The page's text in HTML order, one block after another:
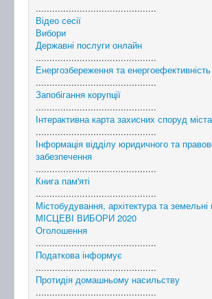
............................................
Відео сесії
Вибори
Державні послуги онлайн
............................................
Енергозбереження та енергоефективність
............................................
Запобігання корупції
............................................
Інтерактивна карта захисних споруд
............................................
Інформація відділу юридичного та
забезпечення
............................................
Книга пам'яті
............................................
Містобудування, архітектура та земельні
МІСЦЕВІ ВИБОРИ 2020
Оголошення
............................................
Податкова інформує
............................................
Протидія домашньому насильству
............................................